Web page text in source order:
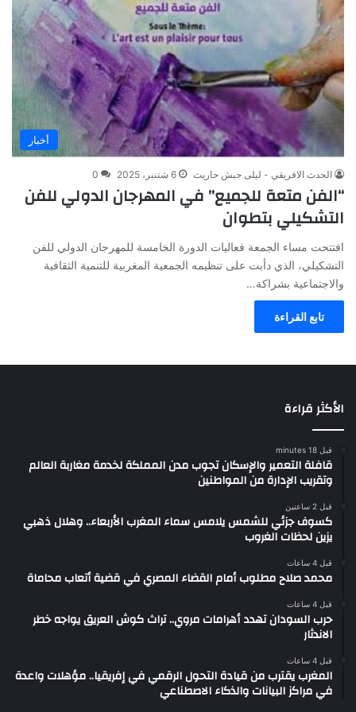
أخبار
الحدث الافريقي - ليلى حبش حاريث 6 شتنبر، 2025 0
“الفن متعة للجميع” في المهرجان الدولي للفن
التشكيلي بتطوان
افتتحت مساء الجمعة فعاليات الدورة الخامسة للمهرجان الدولي للفن
التشكيلي، الذي دأبت على تنظيمه الجمعية المغربية للتنمية الثقافية
والاجتماعية بشراكة…
تابع القراءة
الأكثر قراءة
قبل 18 minutes
قافلة التعمير والإسكان تجوب مدن المملكة لخدمة مغاربة العالم
وتقريب الإدارة من المواطنين
قبل 2 ساعتين
كسوف جزئي للشمس يلامس سماء المغرب الأربعاء.. وهلال ذهبي
يزين لحظات الغروب
قبل 4 ساعات
محمد صلاح مطلوب أمام القضاء المصري في قضية أتعاب محاماة
قبل 4 ساعات
حرب السودان تهدد أهرامات مروي.. تراث كوش العريق يواجه خطر
الاندثار
قبل 4 ساعات
المغرب يقترب من قيادة التحول الرقمي في إفريقيا.. مؤهلات واعدة
في مراكز البيانات والذكاء الاصطناعي